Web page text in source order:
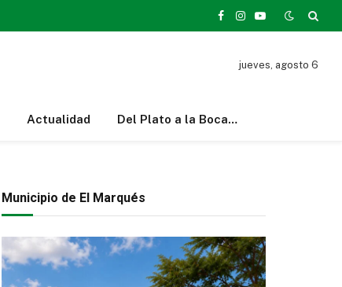
Facebook
Instagram
YouTube
jueves, agosto 6
Actualidad Del Plato a la Boca…
Municipio de El Marqués